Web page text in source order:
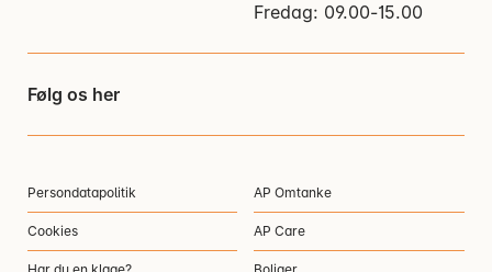
Fredag: 09.00-15.00
Følg os her
Persondatapolitik
Cookies
AP Omtanke
AP Care